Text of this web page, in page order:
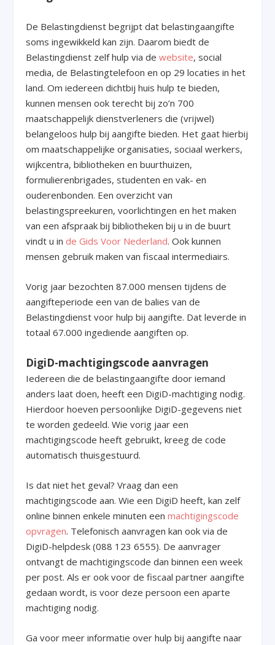
De Belastingdienst begrijpt dat belastingaangifte
soms ingewikkeld kan zijn. Daarom biedt de
Belastingdienst zelf hulp via dewebsite, social
media, de Belastingtelefoon en op 29 locaties in het
land. Om iedereen dichtbij huis hulp te bieden,
kunnen mensen ook terecht bij zo’n 700
maatschappelijk dienstverleners die (vrijwel)
belangeloos hulp bij aangifte bieden. Het gaat hierbij
om maatschappelijke organisaties, sociaal werkers,
wijkcentra, bibliotheken en buurthuizen,
formulierenbrigades, studenten en vak- en
ouderenbonden. Een overzicht van
belastingspreekuren, voorlichtingen en het maken
van een afspraak bij bibliotheken bij u in de buurt
vindt u inde Gids Voor Nederland. Ook kunnen
mensen gebruik maken van fiscaal intermediairs.
Vorig jaar bezochten 87.000 mensen tijdens de
aangifteperiode een van de balies van de
Belastingdienst voor hulp bij aangifte. Dat leverde in
totaal 67.000 ingediende aangiften op.
DigiD-machtigingscode aanvragen
Iedereen die de belastingaangifte door iemand
anders laat doen, heeft een DigiD-machtiging nodig.
Hierdoor hoeven persoonlijke DigiD-gegevens niet
te worden gedeeld. Wie vorig jaar een
machtigingscode heeft gebruikt, kreeg de code
automatisch thuisgestuurd.
Is dat niet het geval? Vraag dan een
machtigingscode aan. Wie een DigiD heeft, kan zelf
online binnen enkele minuten eenmachtigingscode
opvragen. Telefonisch aanvragen kan ook via de
DigiD-helpdesk (088 123 6555). De aanvrager
ontvangt de machtigingscode dan binnen een week
per post. Als er ook voor de fiscaal partner aangifte
gedaan wordt, is voor deze persoon een aparte
machtiging nodig.
Ga voor meer informatie over hulp bij aangifte naar